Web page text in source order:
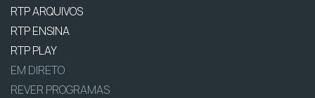
RTP ARQUIVOS
RTP ENSINA
RTP PLAY
EM DIRETO
REVER PROGRAMAS